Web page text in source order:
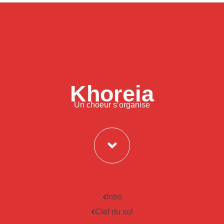
Khoreia
Un choeur s’organise
Intro
Clef du sol